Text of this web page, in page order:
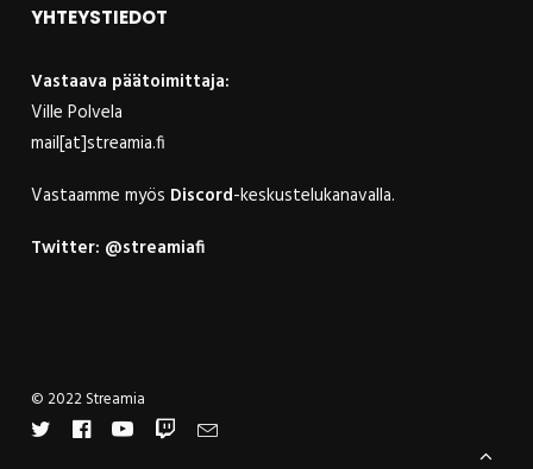
YHTEYSTIEDOT
Vastaava päätoimittaja:
Ville Polvela
mail[at]streamia.fi
Vastaamme myös Discord-keskustelukanavalla.
Twitter: @streamiafi
© 2022 Streamia